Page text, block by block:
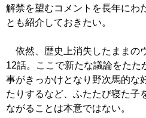
解禁を望むコメントを長年にわ
とも紹介しておきたい。
依然、歴史上消失したままの
12話。ここで新たな議論をたた
事がきっかけとなり野次馬的な
たりするなど、ふたたび寝た子
ながることは本意ではない。